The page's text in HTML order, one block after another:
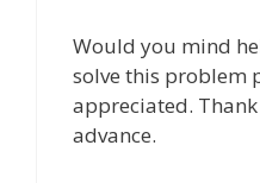
Would you mind
solve this problem
appreciated.
advance.